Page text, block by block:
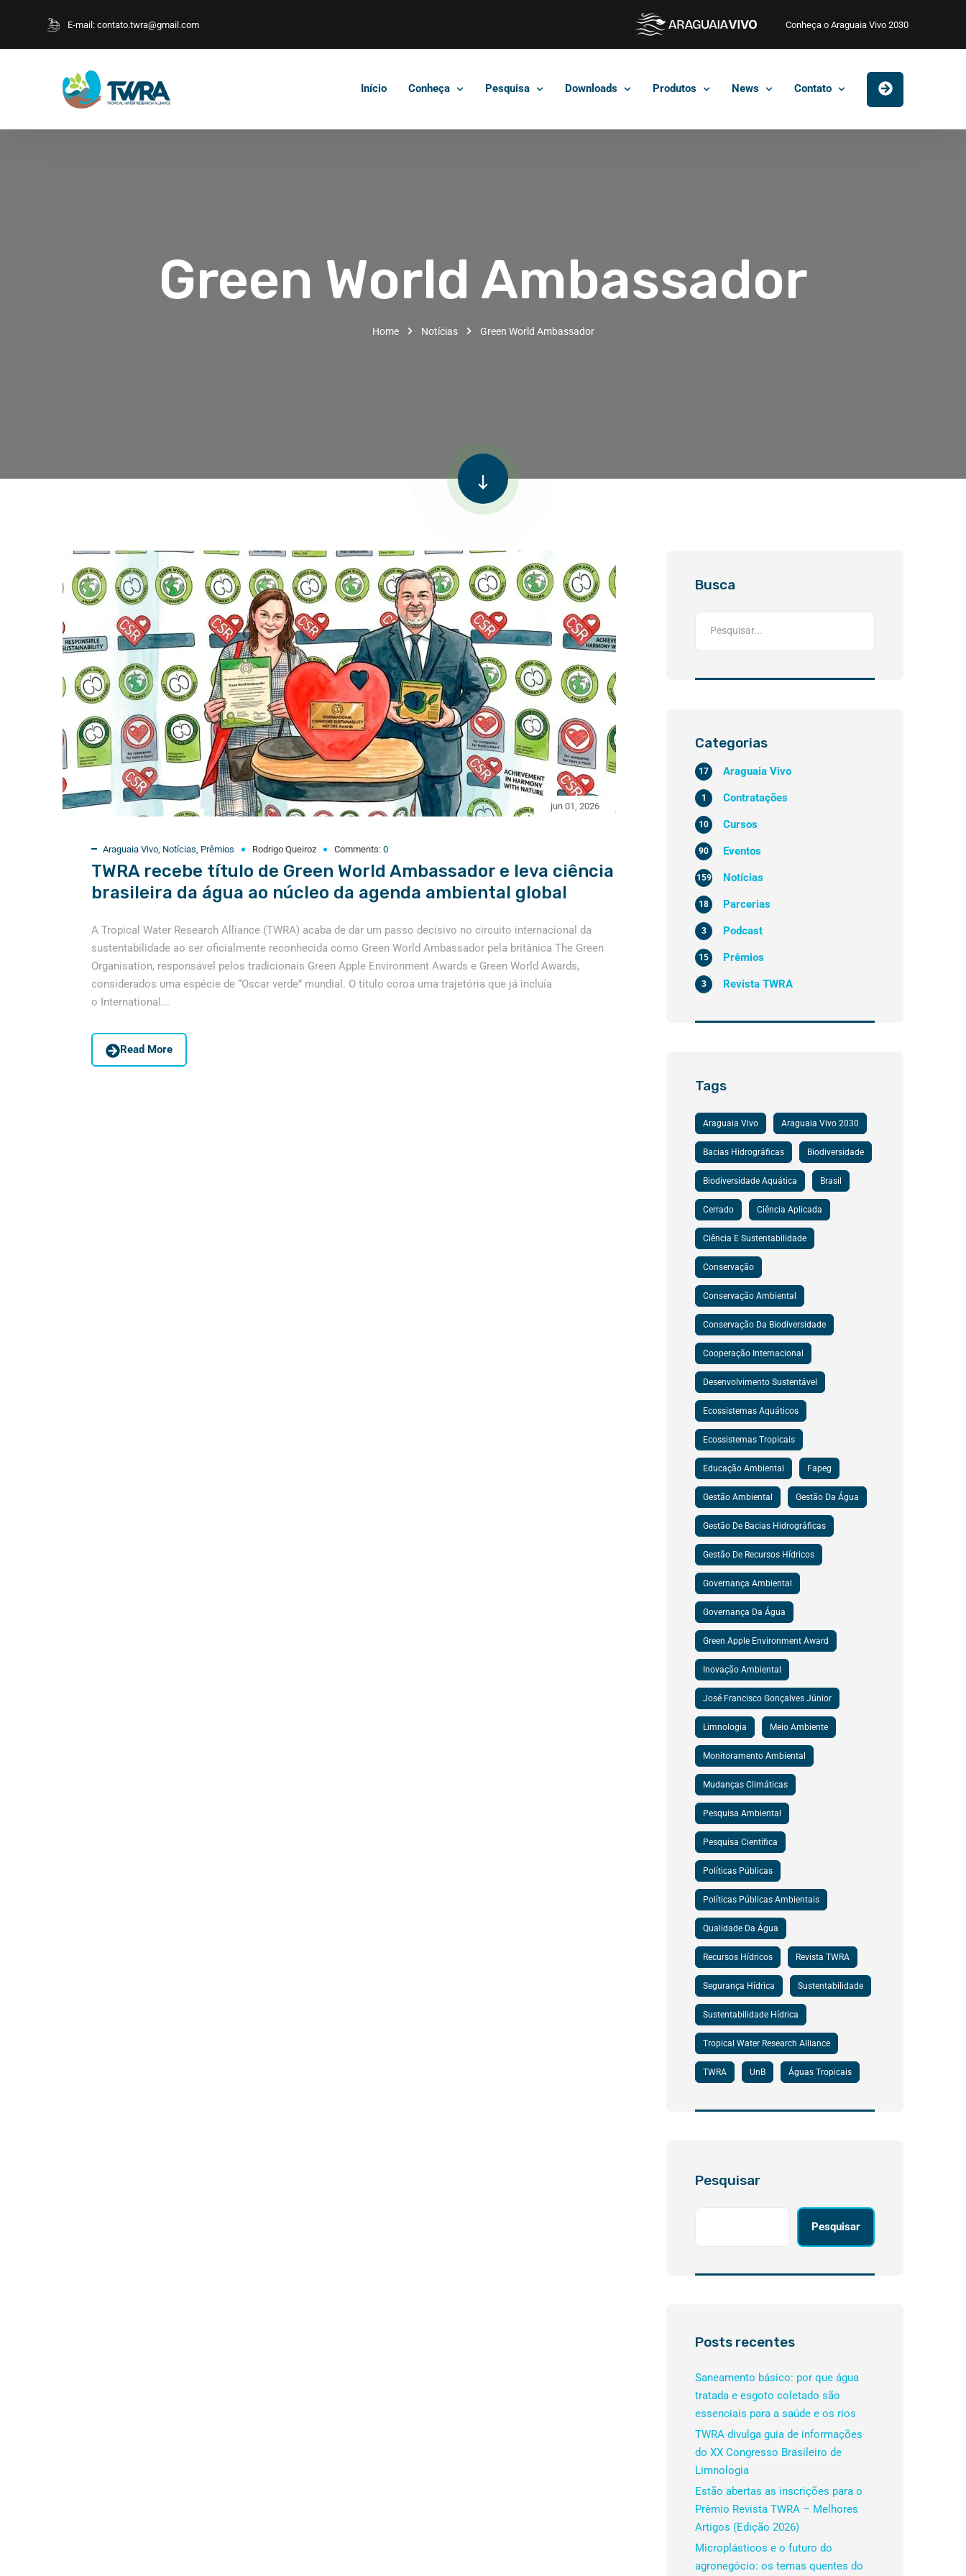
E-mail: contato.twra@gmail.com Conheça o Araguaia Vivo 2030
Início Conheça Pesquisa Downloads Produtos News Contato
Green World Ambassador
Home Notícias Green World Ambassador
jun 01, 2026
Araguaia Vivo, Notícias, Prêmios Rodrigo Queiroz Comments: 0
TWRA recebe título de Green World Ambassador e leva ciência
brasileira da água ao núcleo da agenda ambiental global
A Tropical Water Research Alliance (TWRA) acaba de dar um passo decisivo no circuito internacional da
sustentabilidade ao ser oficialmente reconhecida como Green World Ambassador pela britânica The Green
Organisation, responsável pelos tradicionais Green Apple Environment Awards e Green World Awards,
considerados uma espécie de “Oscar verde” mundial. O título coroa uma trajetória que já incluía
o International...
Read More
Busca
Categorias
Araguaia Vivo
17
Contratações
1
Cursos
10
Eventos
90
Notícias
159
Parcerias
18
Podcast
3
Prêmios
15
Revista TWRA
3
Tags
Araguaia Vivo Araguaia Vivo 2030
Bacias Hidrográficas Biodiversidade
Biodiversidade Aquática Brasil
Cerrado Ciência Aplicada
Ciência E Sustentabilidade
Conservação
Conservação Ambiental
Conservação Da Biodiversidade
Cooperação Internacional
Desenvolvimento Sustentável
Ecossistemas Aquáticos
Ecossistemas Tropicais
Educação Ambiental Fapeg
Gestão Ambiental Gestão Da Água
Gestão De Bacias Hidrográficas
Gestão De Recursos Hídricos
Governança Ambiental
Governança Da Água
Green Apple Environment Award
Inovação Ambiental
José Francisco Gonçalves Júnior
Limnologia Meio Ambiente
Monitoramento Ambiental
Mudanças Climáticas
Pesquisa Ambiental
Pesquisa Científica
Políticas Públicas
Políticas Públicas Ambientais
Qualidade Da Água
Recursos Hídricos Revista TWRA
Segurança Hídrica Sustentabilidade
Sustentabilidade Hídrica
Tropical Water Research Alliance
TWRA UnB Águas Tropicais
Pesquisar
Pesquisar
Posts recentes
Saneamento básico: por que água
tratada e esgoto coletado são
essenciais para a saúde e os rios
TWRA divulga guia de informações
do XX Congresso Brasileiro de
Limnologia
Estão abertas as inscrições para o
Prêmio Revista TWRA – Melhores
Artigos (Edição 2026)
Microplásticos e o futuro do
agronegócio: os temas quentes do